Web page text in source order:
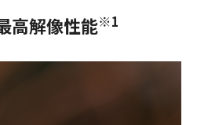
高解像性能※1